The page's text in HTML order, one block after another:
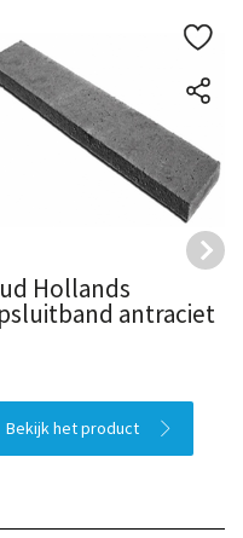
Hollands
antraciet
Bekijk het product